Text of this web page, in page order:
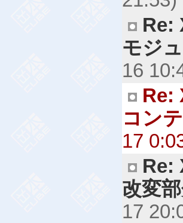
Re:
モジ
16
Re:
コン
17
Re:
改変
17